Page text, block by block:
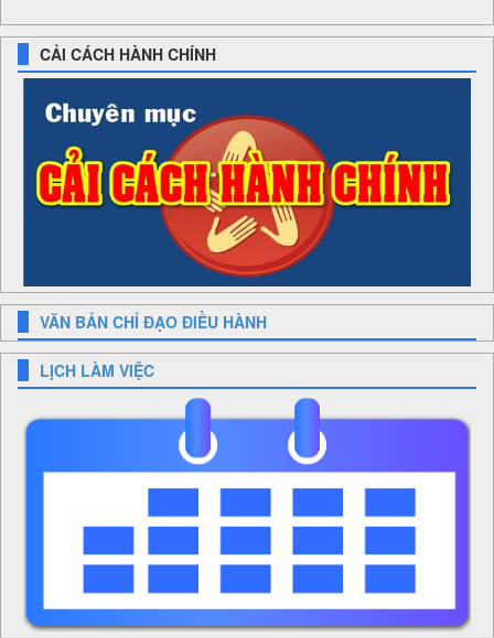
CẢI CÁCH HÀNH CHÍNH
VĂN BẢN CHỈ ĐẠO ĐIỀU HÀNH
LỊCH LÀM VIỆC